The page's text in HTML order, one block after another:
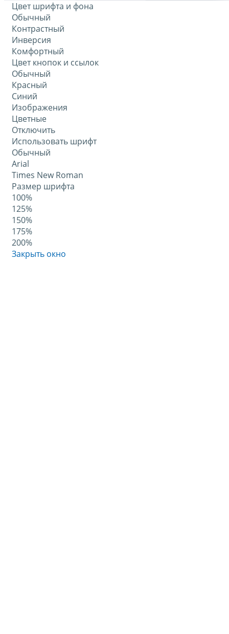
Цвет шрифта и фона
Обычный
Контрастный
Инверсия
Комфортный
Цвет кнопок и ссылок
Обычный
Красный
Синий
Изображения
Цветные
Отключить
Использовать шрифт
Обычный
Arial
Times New Roman
Размер шрифта
100%
125%
150%
175%
200%
Закрыть окно